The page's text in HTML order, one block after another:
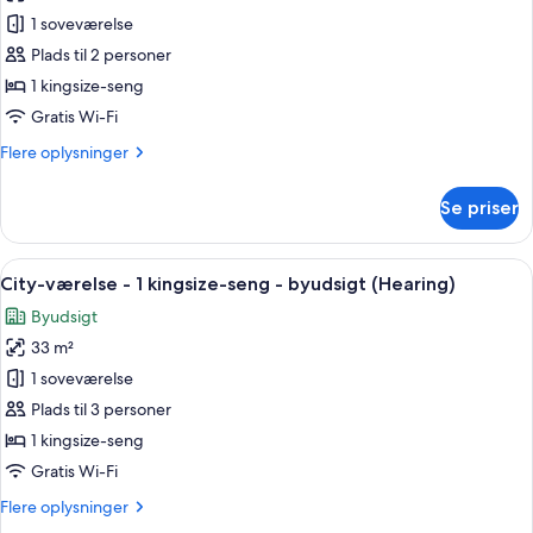
hjørneværelse
(Water
View,
Hearing)
City-
værelse
-
1
seng
1 soveværelse
Plads til 2 personer
1 kingsize-seng
Gratis Wi-Fi
Flere oplysninger
Flere
værelse
1
kingsize-
seng
byudsigt
Se priser
Indlæs
alle
billeder
af
City-
værelse
-
1
seng
Et hotel med moderne design, med
5
City-værelse - 1 kingsize-seng - byudsigt (Hearing)
Byudsigt
33 m²
1 soveværelse
Plads til 3 personer
1 kingsize-seng
Gratis Wi-Fi
Flere oplysninger
Flere